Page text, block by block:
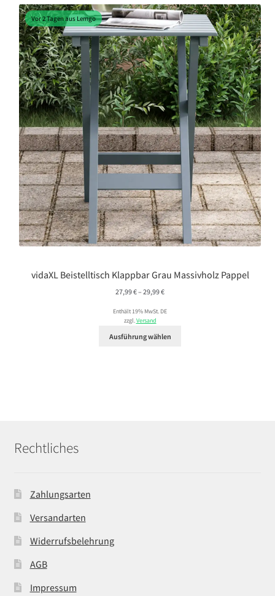
Vor 2 Tagen aus Lemgo
vidaXL Beistelltisch Klappbar Grau Massivholz Pappel
27,99€– 29,99€Preisspanne:
bis
Enthält 19% MwSt. DE
zzgl.Versand
Ausführung wählen
Rechtliches
Zahlungsarten
Versandarten
Widerrufsbelehrung
AGB
Impressum